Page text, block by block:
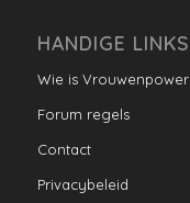
HANDIGE LINKS
Wie is Vrouwenpower
Forum regels
Contact
Privacybeleid